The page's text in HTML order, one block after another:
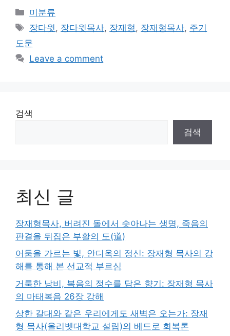
Categories
미분류
Tags
장다윗 , 장다윗목사, 장재형 , 장재형목사, 주기
도문
Leave a comment
검색
검색
최신 글
장재형목사, 버려진 돌에서 솟아나는 생명, 죽음의
판결을 뒤집은 부활의 도(道)
어둠을 가르는 빛, 안디옥의 정신: 장재형 목사의 강
해를 통해 본 선교적 부르심
거룩한 낭비, 복음의 정수를 담은 향기: 장재형 목사
의 마태복음 26장 강해
상한 갈대와 같은 우리에게도 새벽은 오는가: 장재
형 목사(올리벳대학교 설립)의 베드로 회복론